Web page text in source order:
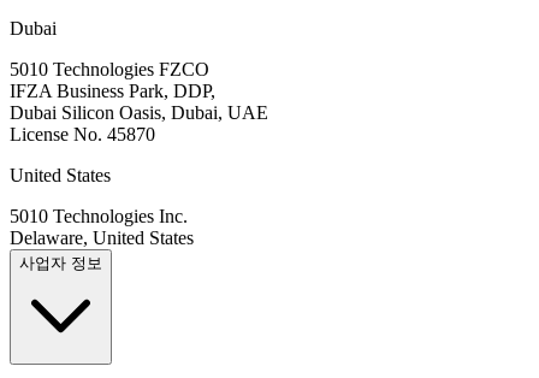
Dubai
5010 Technologies FZCO
IFZA Business Park, DDP,
Dubai Silicon Oasis, Dubai, UAE
License No. 45870
United States
5010 Technologies Inc.
Delaware, United States
사업자 정보